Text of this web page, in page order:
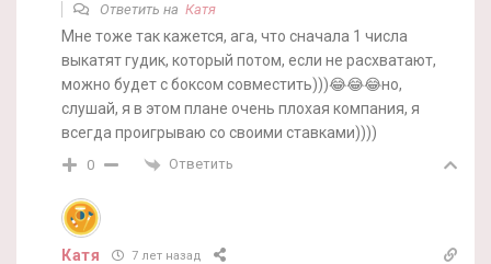
Ответить на Катя
Мне тоже так кажется, ага, что сначала 1 числа
выкатят гудик, который потом, если не расхватают,
можно будет с боксом совместить)))😂😂😂но,
слушай, я в этом плане очень плохая компания, я
всегда проигрываю со своими ставками))))
0 Ответить
Катя 7 лет назад